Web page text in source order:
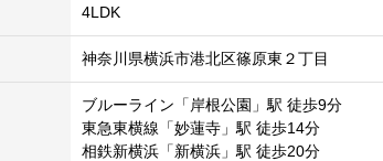
4LDK
神奈川県横浜市港北区篠原東２丁目
ブルーライン「岸根公園」駅 徒歩9分
東急東横線「妙蓮寺」駅 徒歩14分
相鉄新横浜「新横浜」駅 徒歩20分